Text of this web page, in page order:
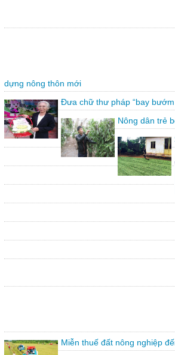
dựng nông thôn mới
Đưa chữ thư pháp “bay
Nông dân trẻ
Miễn thuế đất nông nghiệp